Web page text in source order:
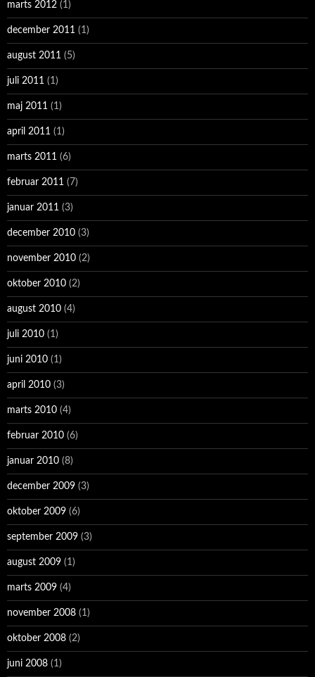
marts 2012 (1)
december 2011 (1)
august 2011 (5)
juli 2011 (1)
maj 2011 (1)
april 2011 (1)
marts 2011 (6)
februar 2011 (7)
januar 2011 (3)
december 2010 (3)
november 2010 (2)
oktober 2010 (2)
august 2010 (4)
juli 2010 (1)
juni 2010 (1)
april 2010 (3)
marts 2010 (4)
februar 2010 (6)
januar 2010 (8)
december 2009 (3)
oktober 2009 (6)
september 2009 (3)
august 2009 (1)
marts 2009 (4)
november 2008 (1)
oktober 2008 (2)
juni 2008 (1)